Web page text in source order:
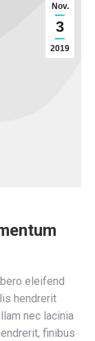
Nov.
3
2019
eleifend
hendrerit
nec lacinia
finibus